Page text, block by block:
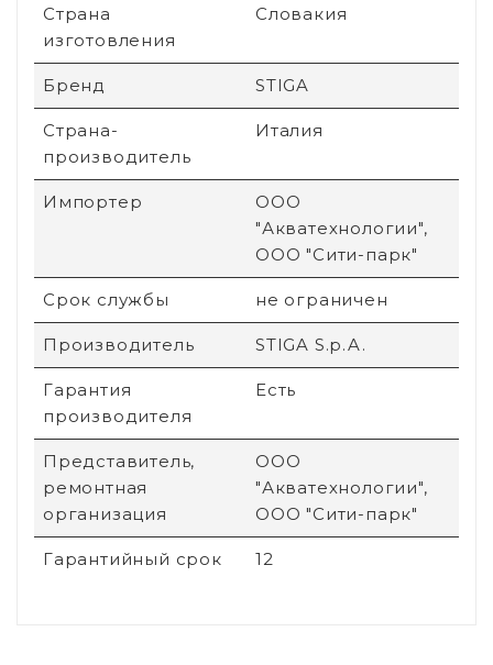
Страна
изготовления
Словакия
Бренд STIGA
Страна-
производитель
Италия
Импортер
ООО
"Акватехнологии",
ООО "Сити-парк"
Срок службы не ограничен
Производитель STIGA S.p.A.
Гарантия
производителя
Есть
Представитель,
ремонтная
организация
ООО
"Акватехнологии",
ООО "Сити-парк"
Гарантийный срок 12